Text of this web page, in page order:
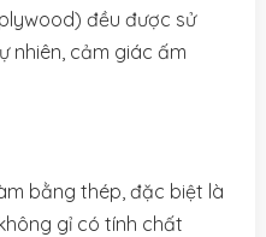
đều được sử
nhiên, cảm giác ấm
bằng thép, đặc biệt là
gỉ có tính chất